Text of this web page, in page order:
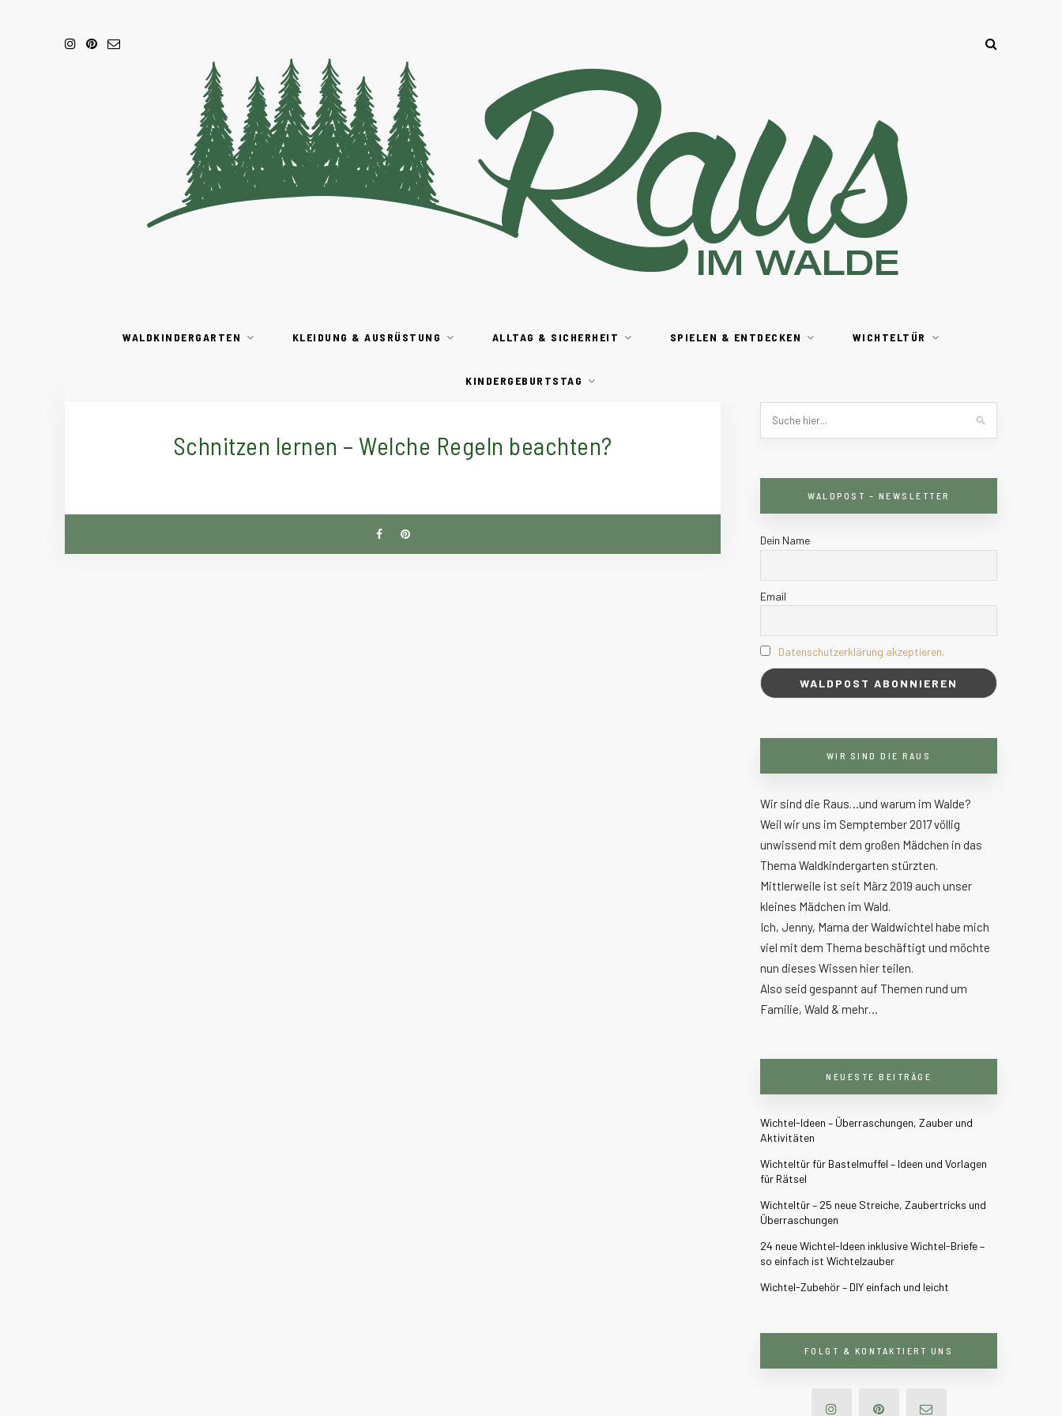
WALDKINDERGARTEN KLEIDUNG & AUSRÜSTUNG ALLTAG & SICHERHEIT SPIELEN & ENTDECKEN WICHTELTÜR
KINDERGEBURTSTAG
Schnitzen lernen – Welche Regeln beachten?
WALDPOST – NEWSLETTER
Dein Name
Email
Datenschutzerklärung akzeptieren.
WIR SIND DIE RAUS
Wir sind die Raus…und warum im Walde?
Weil wir uns im Semptember 2017 völlig
unwissend mit dem großen Mädchen in das
Thema Waldkindergarten stürzten.
Mittlerweile ist seit März 2019 auch unser
kleines Mädchen im Wald.
Ich, Jenny, Mama der Waldwichtel habe mich
viel mit dem Thema beschäftigt und möchte
nun dieses Wissen hier teilen.
Also seid gespannt auf Themen rund um
Familie, Wald & mehr…
NEUESTE BEITRÄGE
Wichtel-Ideen – Überraschungen, Zauber und
Aktivitäten
Wichteltür für Bastelmuffel – Ideen und Vorlagen
für Rätsel
Wichteltür – 25 neue Streiche, Zaubertricks und
Überraschungen
24 neue Wichtel-Ideen inklusive Wichtel-Briefe –
so einfach ist Wichtelzauber
Wichtel-Zubehör – DIY einfach und leicht
FOLGT & KONTAKTIERT UNS